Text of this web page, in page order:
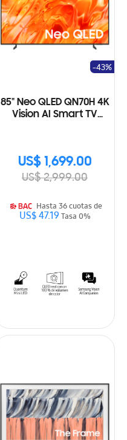
85" Neo QLED QN70H 4K
Vision AI Smart TV
US$ 1,699.00
US$ 2,999.00
-43%
Hasta 36 cuotas de
US$ 47.19Tasa 0%